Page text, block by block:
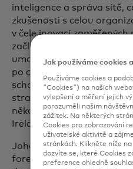
inteligence a správa sítě,
zkušenosti s celou
v čele inovací zaměřených
začlenění umělé
umožnění rozhodování v
po celém světě, které
schopnosti společnosti
strategii služeb. Je také
několika společností
Ireland, Brighterion,
Johan má kvalifikaci v
forenzního auditu a
Jak používáme cookies
Používáme cookies a
"Cookies") na našich
vylepšení a měření jejich
porozuměli našim
zážitek. Na některých
Cookies pro zobrazování
uživatelské aktivitě a
stránkách. Klikněte níže
dozvíte se, které Cookies
preference ohledně